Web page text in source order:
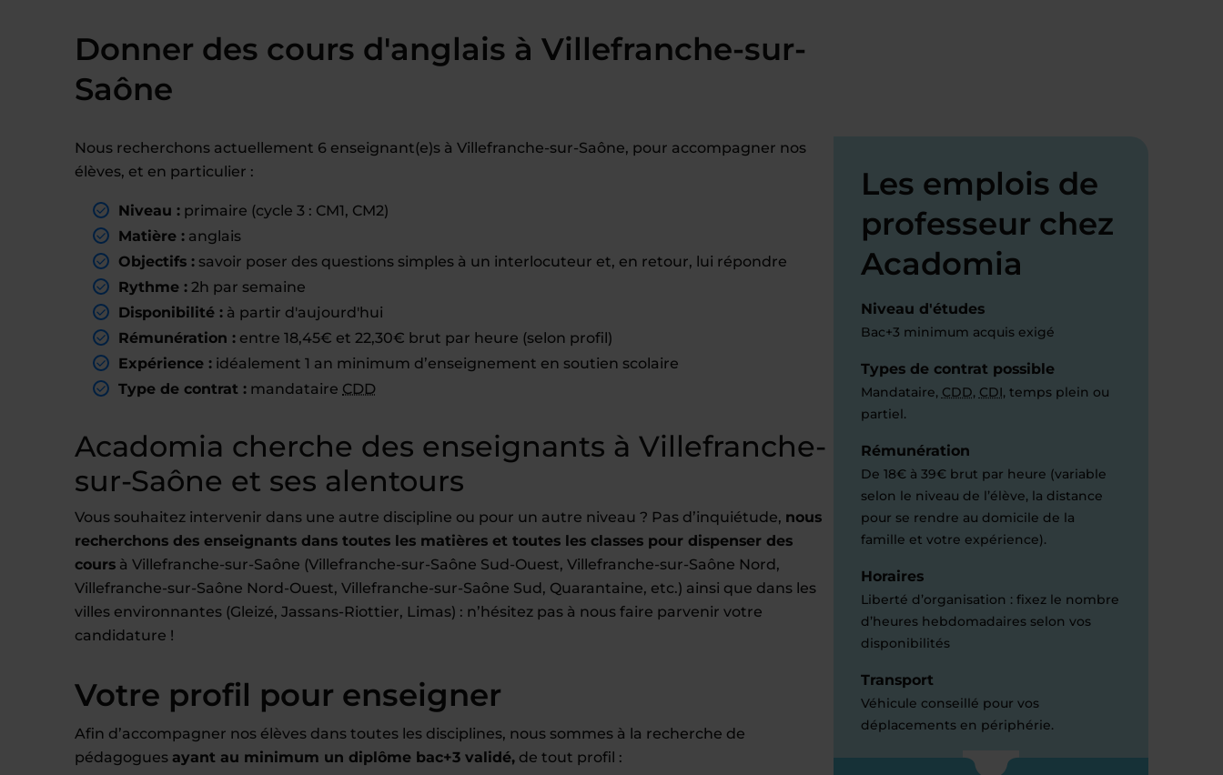
Donner des cours d'anglais à Villefranche-sur-
Saône
Nous recherchons actuellement 6 enseignant(e)s à Villefranche-sur-Saône, pour accompagner nos
élèves, et en particulier :
Niveau : primaire (cycle 3 : CM1, CM2)
Matière : anglais
Objectifs : savoir poser des questions simples à un interlocuteur et, en retour, lui répondre
Rythme : 2h par semaine
Disponibilité : à partir d'aujourd'hui
Rémunération : entre 18,45€ et 22,30€ brut par heure (selon profil)
Expérience : idéalement 1 an minimum d’enseignement en soutien scolaire
Type de contrat : mandataire CDD
Acadomia cherche des enseignants à Villefranche-
sur-Saône et ses alentours
Vous souhaitez intervenir dans une autre discipline ou pour un autre niveau ? Pas d’inquiétude, nous
recherchons des enseignants dans toutes les matières et toutes les classes pour dispenser des
cours à Villefranche-sur-Saône (Villefranche-sur-Saône Sud-Ouest, Villefranche-sur-Saône Nord,
Villefranche-sur-Saône Nord-Ouest, Villefranche-sur-Saône Sud, Quarantaine, etc.) ainsi que dans les
villes environnantes (Gleizé, Jassans-Riottier, Limas) : n’hésitez pas à nous faire parvenir votre
candidature !
Votre profil pour enseigner
Afin d’accompagner nos élèves dans toutes les disciplines, nous sommes à la recherche de
pédagogues ayant au minimum un diplôme bac+3 validé, de tout profil :
Les emplois de
professeur chez
Acadomia
Niveau d'études
Bac+3 minimum acquis exigé
Types de contrat possible
Mandataire, CDD, CDI, temps plein ou
partiel.
Rémunération
De 18€ à 39€ brut par heure (variable
selon le niveau de l’élève, la distance
pour se rendre au domicile de la
famille et votre expérience).
Horaires
Liberté d’organisation : fixez le nombre
d’heures hebdomadaires selon vos
disponibilités
Transport
Véhicule conseillé pour vos
déplacements en périphérie.